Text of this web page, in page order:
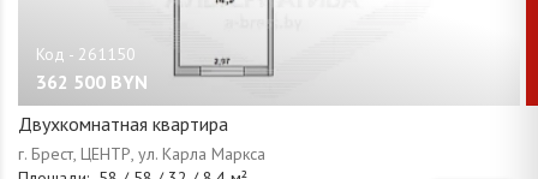
362 500 BYN
Двухкомнатная квартира